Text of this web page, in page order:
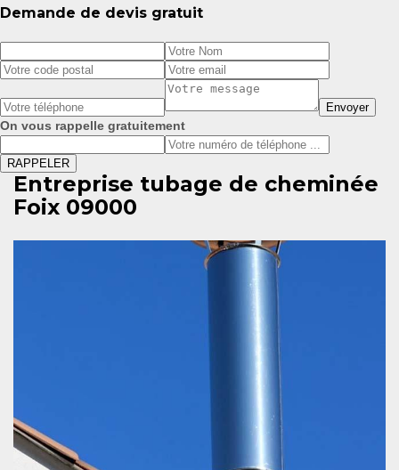
Demande de devis gratuit
On vous rappelle gratuitement
Entreprise tubage de cheminée
Foix 09000